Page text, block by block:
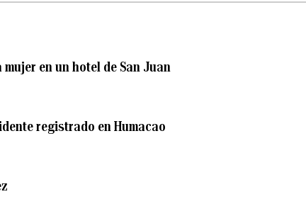
en un hotel de San Juan
registrado en Humacao